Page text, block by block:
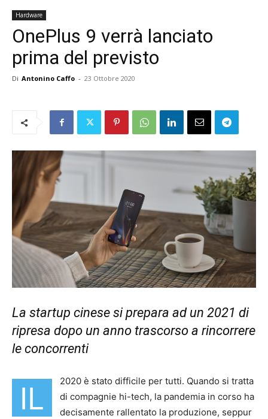
Hardware
OnePlus 9 verrà lanciato
prima del previsto
Di Antonino Caffo - 23 Ottobre 2020
La startup cinese si prepara ad un 2021 di
ripresa dopo un anno trascorso a rincorrere
le concorrenti
IL
2020 è stato difficile per tutti. Quando si tratta
di compagnie hi-tech, la pandemia in corso ha
decisamente rallentato la produzione, seppur